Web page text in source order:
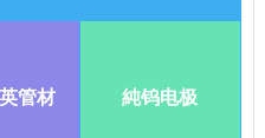
管材 純钨电极